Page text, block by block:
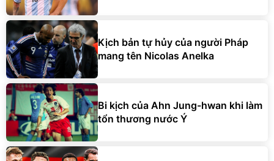
Kịch bản tự hủy của người Pháp
mang tên Nicolas Anelka
Bi kịch của Ahn Jung-hwan khi làm
tổn thương nước Ý